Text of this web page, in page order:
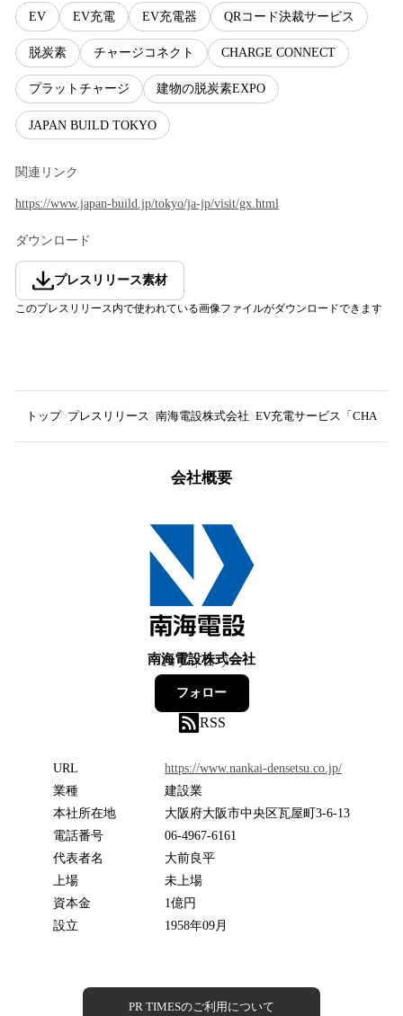
EV EV充電 EV充電器 QRコード決裁サービス
脱炭素 チャージコネクト CHARGE CONNECT
プラットチャージ 建物の脱炭素EXPO
JAPAN BUILD TOKYO
関連リンク
https://www.japan-build.jp/tokyo/ja-jp/visit/gx.html
ダウンロード
プレスリリース素材
このプレスリリース内で使われている画像ファイルがダウンロードできます
トップ プレスリリース 南海電設株式会社 EV充電サービス「
会社概要
南海電設株式会社
14フォロワー
フォロー
RSS
URL
https://www.nankai-densetsu.co.jp/
業種
建設業
本社所在地
⼤阪府大阪市中央区瓦屋町3-6-13
電話番号
06-4967-6161
代表者名
大前良平
上場
未上場
資本金
1億円
設立
1958年09月
PR TIMESのご利用について